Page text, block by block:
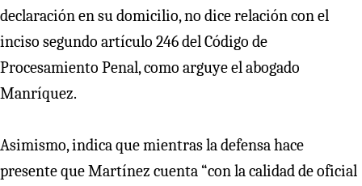
declaración en su domicilio, no dice relación con el
inciso segundo artículo 246 del Código de
Procesamiento Penal, como arguye el abogado
Manríquez.
Asimismo, indica que mientras la defensa hace
presente que Martínez cuenta “con la calidad de oficial